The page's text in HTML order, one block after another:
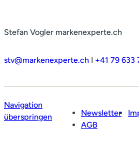
Stefan Vogler markenexperte.ch
stv@markenexperte.ch I +41 79 633
Navigation
überspringen
Newsletter
AGB